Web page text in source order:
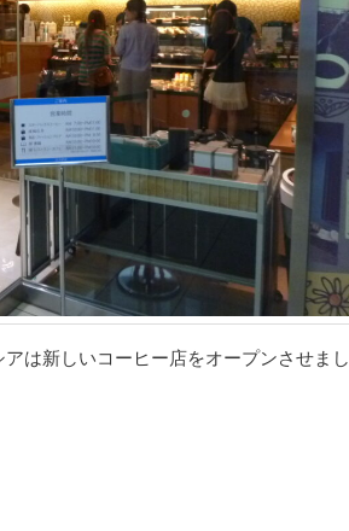
は新しいコーヒー店をオープンさせまし